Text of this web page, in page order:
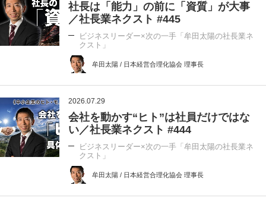
社長は「能力」の前に「資質」が大事
／社長業ネクスト #445
ビジネスリーダー×次の一手「牟田太陽の社長業ネ
クスト」
牟田太陽 / 日本経営合理化協会 理事長
2026.07.29
会社を動かす“ヒト”は社員だけではな
い／社長業ネクスト #444
ビジネスリーダー×次の一手「牟田太陽の社長業ネ
クスト」
牟田太陽 / 日本経営合理化協会 理事長